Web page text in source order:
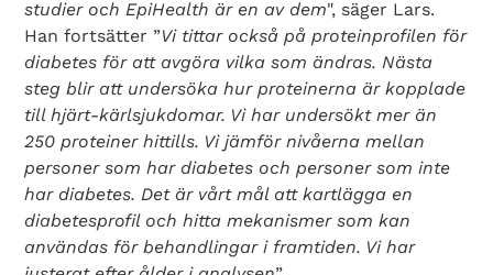
studier och EpiHealth är en av dem", säger Lars.
Han fortsätter ”Vi tittar också på proteinprofilen för
diabetes för att avgöra vilka som ändras. Nästa
steg blir att undersöka hur proteinerna är kopplade
till hjärt-kärlsjukdomar. Vi har undersökt mer än
250 proteiner hittills. Vi jämför nivåerna mellan
personer som har diabetes och personer som inte
har diabetes. Det är vårt mål att kartlägga en
diabetesprofil och hitta mekanismer som kan
användas för behandlingar i framtiden. Vi har